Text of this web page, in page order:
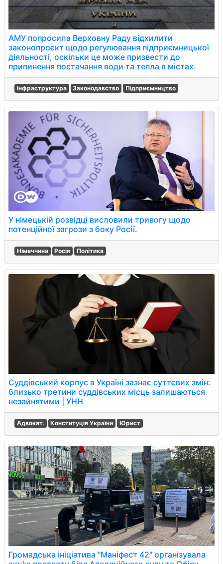
АМУ попросила Верховну Раду відхилити
законопроєкт щодо регулювання підприємницької
діяльності, оскільки це може призвести до
припинення постачання води та тепла в містах.
Інфраструктура Законодавство Підприємництво
У німецькій розвідці висловили тривогу щодо
потенційної загрози з боку Росії.
Німеччина Росія Політика
Суддівський корпус в Україні зазнає суттєвих змін:
близько третини суддівських місць залишаються
незайнятими | УНН
Адвокат. Конституція України Юрист
Громадська ініціатива "Маніфест 42" організувала